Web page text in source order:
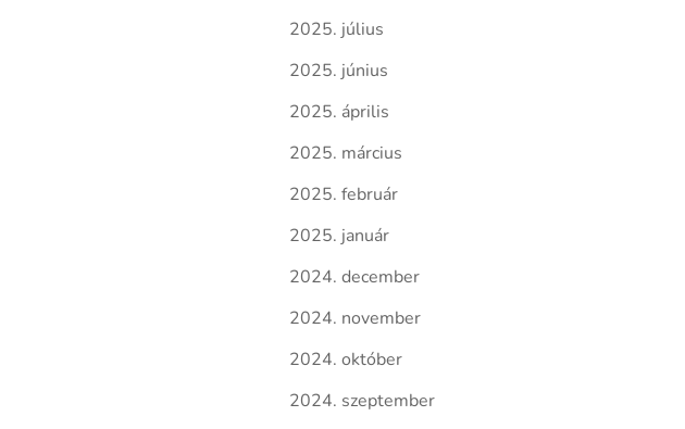
2025. július
2025. június
2025. április
2025. március
2025. február
2025. január
2024. december
2024. november
2024. október
2024. szeptember